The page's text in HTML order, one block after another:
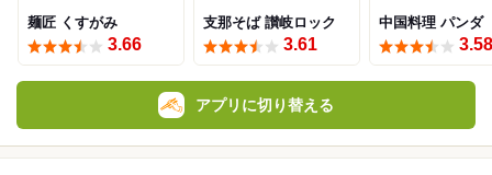
麺匠 くすがみ
3.66
支那そば 讃岐ロック
3.61
中国料理 パンダ
3.58
アプリに切り替える